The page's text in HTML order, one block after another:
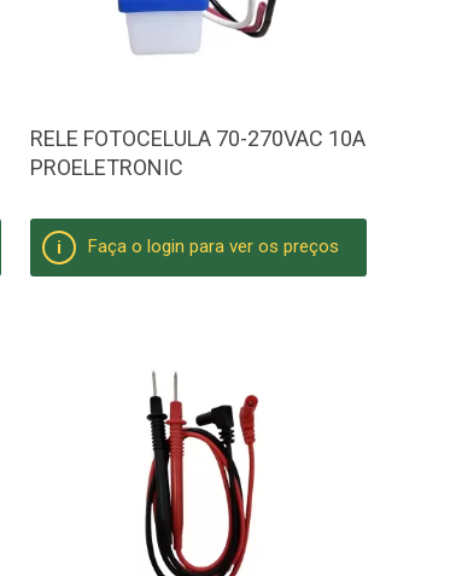
RELE FOTOCELULA 70-270VAC 10A
PROELETRONIC
i Faça o login para ver os preços